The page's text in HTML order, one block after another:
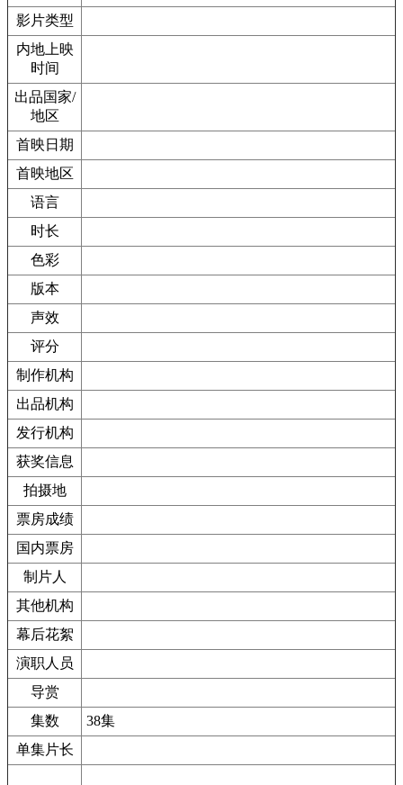
影片类型
内地上映
时间
出品国家/
地区
首映日期
首映地区
语言
时长
色彩
版本
声效
评分
制作机构
出品机构
发行机构
获奖信息
拍摄地
票房成绩
国内票房
制片人
其他机构
幕后花絮
演职人员
导赏
集数
38集
单集片长